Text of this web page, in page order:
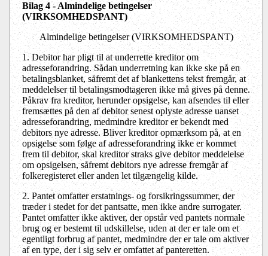
Bilag 4 - Almindelige betingelser
(VIRKSOMHEDSPANT)
Almindelige betingelser (VIRKSOMHEDSPANT)
1.Debitor har pligt til at underrette kreditor om
adresseforandring. Sådan underretning kan ikke ske på en
betalingsblanket, såfremt det af blankettens tekst fremgår, at
meddelelser til betalingsmodtageren ikke må gives på denne.
Påkrav fra kreditor, herunder opsigelse, kan afsendes til eller
fremsættes på den af debitor senest oplyste adresse uanset
adresseforandring, medmindre kreditor er bekendt med
debitors nye adresse. Bliver kreditor opmærksom på, at en
opsigelse som følge af adresseforandring ikke er kommet
frem til debitor, skal kreditor straks give debitor meddelelse
om opsigelsen, såfremt debitors nye adresse fremgår af
folkeregisteret eller anden let tilgængelig kilde.
2. Pantet omfatter erstatnings- og forsikringssummer, der
træder i stedet for det pantsatte, men ikke andre surrogater.
Pantet omfatter ikke aktiver, der opstår ved pantets normale
brug og er bestemt til udskillelse, uden at der er tale om et
egentligt forbrug af pantet, medmindre der er tale om aktiver
af en type, der i sig selv er omfattet af panteretten.